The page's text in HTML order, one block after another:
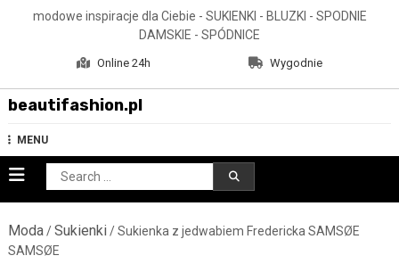
modowe inspiracje dla Ciebie - SUKIENKI - BLUZKI - SPODNIE
DAMSKIE - SPÓDNICE
Online 24h Wygodnie
beautifashion.pl
MENU
Search
for:
Moda/Sukienki/ Sukienka z jedwabiem Fredericka SAMSØE
SAMSØE